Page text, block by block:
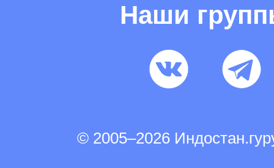
Наши
© 2005–2026